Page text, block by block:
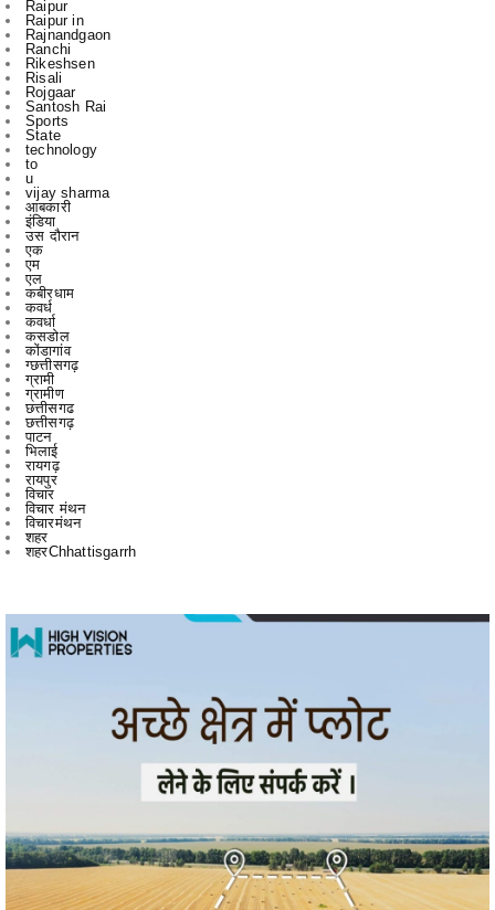
Risali
Rojgaar
Santosh Rai
Sports
State
technology
to
u
vijay sharma
आबकारी
इंडिया
उस दौरान
एक
एम
एल
कबीरधाम
कवर्ध
कवर्धा
कसडोल
कोंडागांव
ग्छत्तीसगढ़
ग्रामी
ग्रामीण
छत्तीसगढ
छत्तीसगढ़
पाटन
भिलाई
रायगढ़
रायपुर
विचार
विचार मंथन
विचारमंथन
शहर
शहरChhattisgarrh